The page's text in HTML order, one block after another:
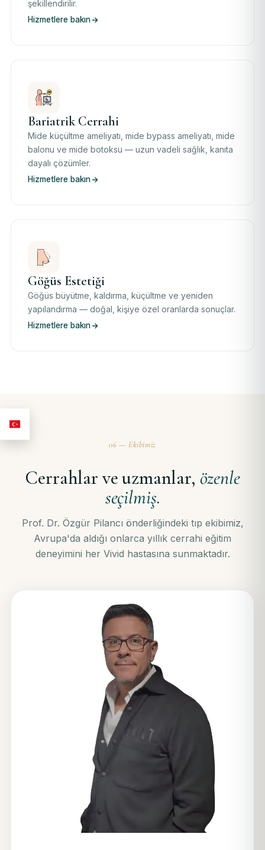
şekillendirilir.
Hizmetlere bakın
Bariatrik Cerrahi
Mide küçültme ameliyatı, mide bypass ameliyatı, mide
balonu ve mide botoksu — uzun vadeli sağlık, kanıta
dayalı çözümler.
Hizmetlere bakın
Göğüs Estetiği
Göğüs büyütme, kaldırma, küçültme ve yeniden
yapılandırma — doğal, kişiye özel oranlarda sonuçlar.
Hizmetlere bakın
06 — Ekibimiz
Cerrahlar ve uzmanlar, özenle
seçilmiş.
Prof. Dr. Özgür Pilancı önderliğindeki tıp ekibimiz,
Avrupa'da aldığı onlarca yıllık cerrahi eğitim
deneyimini her Vivid hastasına sunmaktadır.